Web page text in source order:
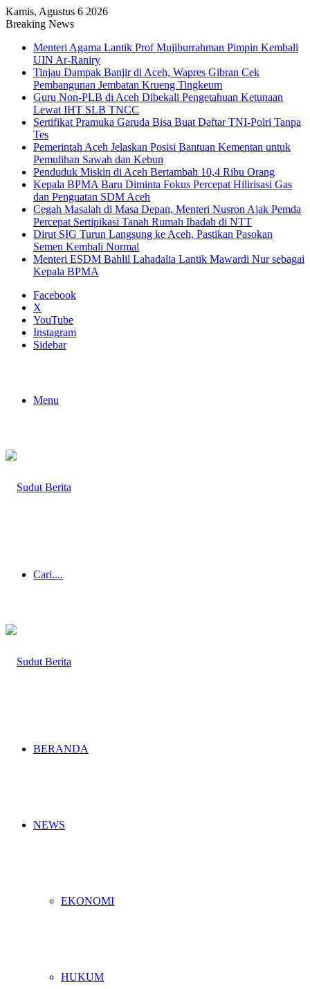
Kamis, Agustus 6 2026
Breaking News
Menteri Agama Lantik Prof Mujiburrahman Pimpin Kembali
UIN Ar-Raniry
Tinjau Dampak Banjir di Aceh, Wapres Gibran Cek
Pembangunan Jembatan Krueng Tingkeum
Guru Non-PLB di Aceh Dibekali Pengetahuan Ketunaan
Lewat IHT SLB TNCC
Sertifikat Pramuka Garuda Bisa Buat Daftar TNI-Polri Tanpa
Tes
Pemerintah Aceh Jelaskan Posisi Bantuan Kementan untuk
Pemulihan Sawah dan Kebun
Penduduk Miskin di Aceh Bertambah 10,4 Ribu Orang
Kepala BPMA Baru Diminta Fokus Percepat Hilirisasi Gas
dan Penguatan SDM Aceh
Cegah Masalah di Masa Depan, Menteri Nusron Ajak Pemda
Percepat Sertipikasi Tanah Rumah Ibadah di NTT
Dirut SIG Turun Langsung ke Aceh, Pastikan Pasokan
Semen Kembali Normal
Menteri ESDM Bahlil Lahadalia Lantik Mawardi Nur sebagai
Kepala BPMA
Facebook
X
YouTube
Instagram
Sidebar
Menu
Cari....
BERANDA
NEWS
EKONOMI
HUKUM